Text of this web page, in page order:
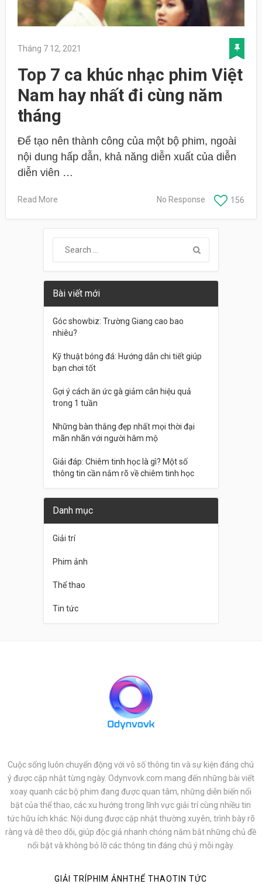
Tháng 7 12, 2021
Top 7 ca khúc nhạc phim Việt
Nam hay nhất đi cùng năm
tháng
Để tạo nên thành công của một bộ phim, ngoài
nội dung hấp dẫn, khả năng diễn xuất của diễn
diễn viên …
Read More 156
No Response
Bài viết mới
Góc showbiz: Trường Giang cao bao
nhiêu?
Kỹ thuật bóng đá: Hướng dẫn chi tiết giúp
bạn chơi tốt
Gợi ý cách ăn ức gà giảm cân hiệu quả
trong 1 tuần
Những bàn thắng đẹp nhất mọi thời đại
mãn nhãn với người hâm mộ
Giải đáp: Chiêm tinh học là gì? Một số
thông tin cần nắm rõ về chiêm tinh học
Danh mục
Giải trí
Phim ảnh
Thể thao
Tin tức
Cuộc sống luôn chuyển động với vô số thông tin và sự kiện đáng chú
ý được cập nhật từng ngày. Odynvovk.com mang đến những bài viết
xoay quanh các bộ phim đang được quan tâm, những diễn biến nổi
bật của thể thao, các xu hướng trong lĩnh vực giải trí cùng nhiều tin
tức hữu ích khác. Nội dung được cập nhật thường xuyên, trình bày rõ
ràng và dễ theo dõi, giúp độc giả nhanh chóng nắm bắt những chủ đề
nổi bật và không bỏ lỡ các thông tin đáng chú ý mỗi ngày.
GIẢI TRÍ PHIM ẢNHTHỂ THAOTIN TỨC